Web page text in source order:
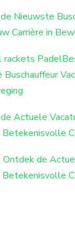
Nieuwste
Carrière in
Actuele
Ontdek de